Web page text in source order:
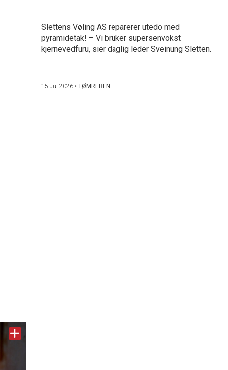
Slettens Vøling AS reparerer utedo med
pyramidetak! – Vi bruker supersenvokst
kjernevedfuru, sier daglig leder Sveinung Sletten.
15 Jul 2026• TØMREREN